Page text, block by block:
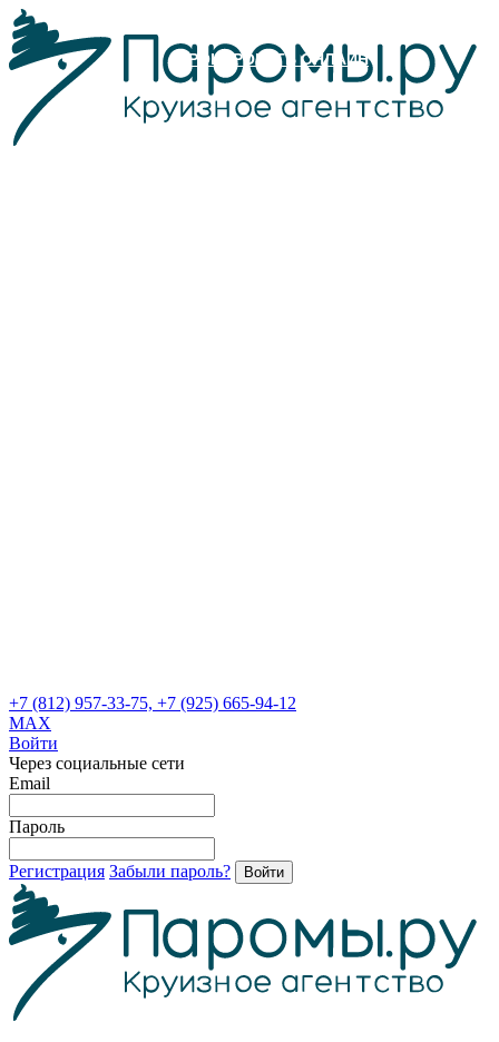
+7 (812) 957-33-75, +7 (925) 665-94-12
MAX
Войти
Через социальные сети
Email
Пароль
Регистрация Забыли пароль? Войти
БРОНИРОВАТЬ ОНЛАЙН